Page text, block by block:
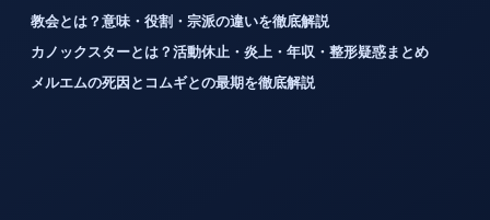
教会とは？意味・役割・宗派の違いを徹底解説
カノックスターとは？活動休止・炎上・年収・整形疑惑まとめ
メルエムの死因とコムギとの最期を徹底解説